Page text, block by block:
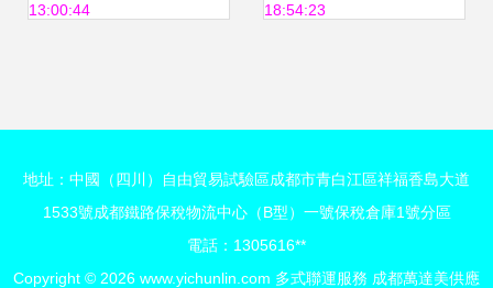
13:00:44
18:54:23
地址：中國（四川）自由貿易試驗區成都市青白江區祥福香島大道
1533號成都鐵路保稅物流中心（B型）一號保稅倉庫1號分區
電話：1305616**
Copyright © 2026 www.yichunlin.com 多式聯運服務 成都萬達美供應